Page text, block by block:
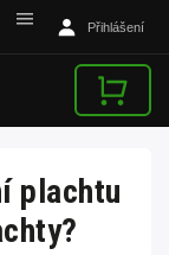
Přihlášení
plachtu